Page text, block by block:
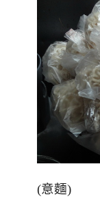
(意麵)